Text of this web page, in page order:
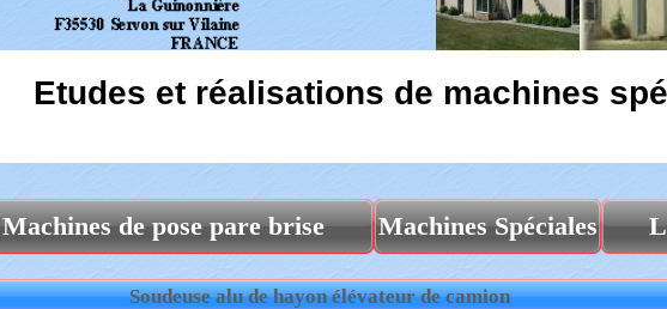
Soudeuse alu de hayon élévateur de camion
Machines Spéciales
Machines de pose pare brise
Etudes et réalisations de machines